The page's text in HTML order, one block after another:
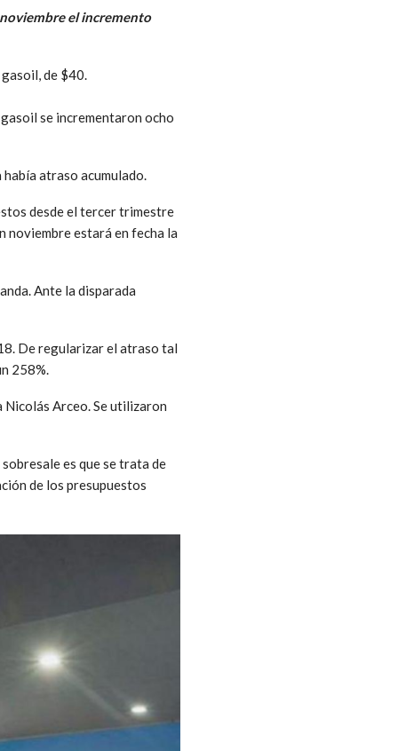
el incremento
de $40.
se incrementaron ocho
atraso acumulado.
desde el tercer trimestre
noviembre estará en fecha la
Ante la disparada
De regularizar el atraso tal
258%.
Nicolás Arceo. Se utilizaron
es que se trata de
de los presupuestos